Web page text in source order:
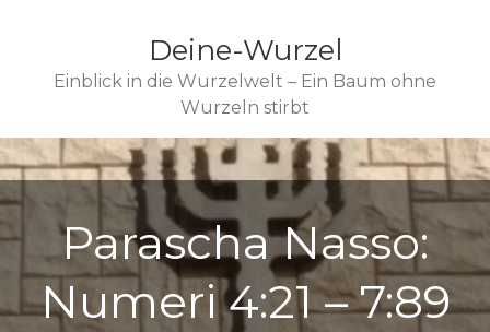
Deine-Wurzel
Einblick in die Wurzelwelt – Ein Baum ohne
Wurzeln stirbt
Parascha Nasso:
Numeri 4:21 – 7:89